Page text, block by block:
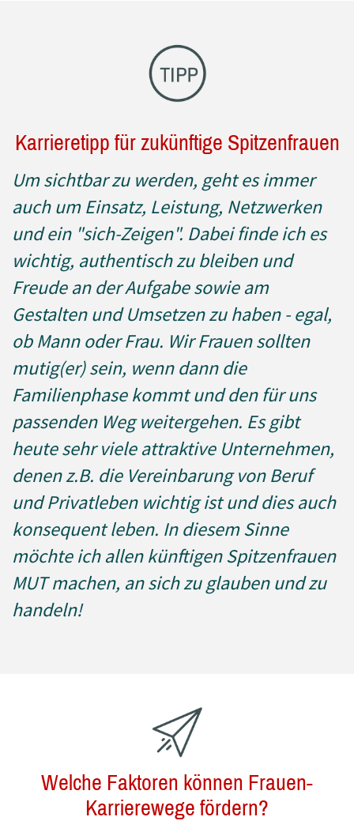
Karrieretipp für zukünftige Spitzenfrauen
Um sichtbar zu werden, geht es immer
auch um Einsatz, Leistung, Netzwerken
und ein "sich-Zeigen". Dabei finde ich es
wichtig, authentisch zu bleiben und
Freude an der Aufgabe sowie am
Gestalten und Umsetzen zu haben - egal,
ob Mann oder Frau. Wir Frauen sollten
mutig(er) sein, wenn dann die
Familienphase kommt und den für uns
passenden Weg weitergehen. Es gibt
heute sehr viele attraktive Unternehmen,
denen z.B. die Vereinbarung von Beruf
und Privatleben wichtig ist und dies auch
konsequent leben. In diesem Sinne
möchte ich allen künftigen Spitzenfrauen
MUT machen, an sich zu glauben und zu
handeln!
Welche Faktoren können Frauen-
Karrierewege fördern?